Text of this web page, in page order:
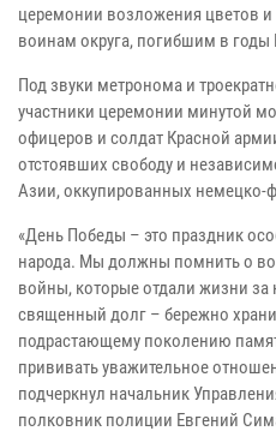
церемонии возложения цветов
воинам округа, погибшим в
Под звуки метронома и
участники церемонии минутой
офицеров и солдат Красной
отстоявших свободу и
Азии, оккупированных немецко-
«День Победы – это праздник
народа. Мы должны помнить о
войны, которые отдали жизни
священный долг – бережно
подрастающему поколению
прививать уважительное
подчеркнул начальник
полковник полиции Евгений